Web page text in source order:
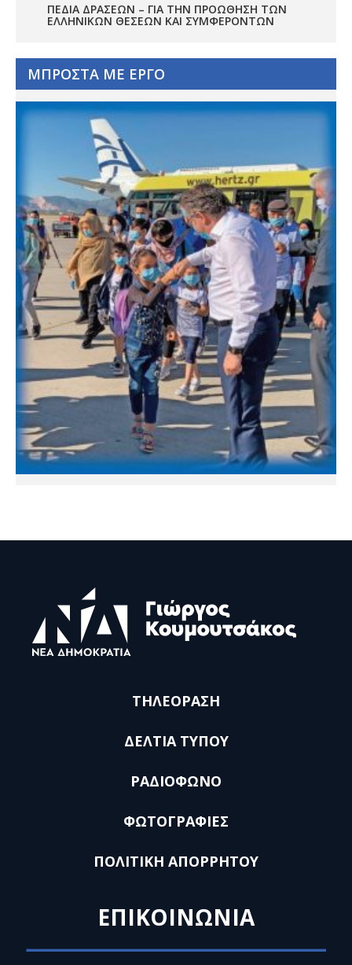
ΠΕΔΊΑ ΔΡΆΣΕΩΝ – ΓΙΑ ΤΗΝ ΠΡΟΏΘΗΣΗ ΤΩΝ
ΕΛΛΗΝΙΚΏΝ ΘΈΣΕΩΝ ΚΑΙ ΣΥΜΦΕΡΌΝΤΩΝ
ΜΠΡΟΣΤΑ ΜΕ ΕΡΓΟ
ΤΗΛΕΟΡΑΣΗ
ΔΕΛΤΙΑ ΤΥΠΟΥ
ΡΑΔΙΟΦΩΝΟ
ΦΩΤΟΓΡΑΦΙΕΣ
ΠΟΛΙΤΙΚΗ ΑΠΟΡΡΗΤΟΥ
ΕΠΙΚΟΙΝΩΝΙΑ